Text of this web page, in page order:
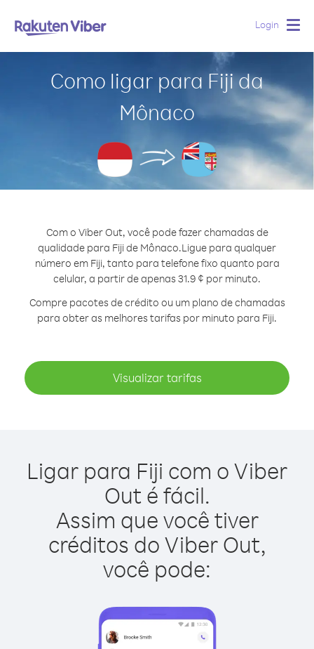
Login
Como ligar para Fiji da
Mônaco
Com o Viber Out, você pode fazer chamadas de
qualidade para Fiji de Mônaco.Ligue para qualquer
número em Fiji, tanto para telefone fixo quanto para
celular, a partir de apenas 31.9 ¢ por minuto.
Compre pacotes de crédito ou um plano de chamadas
para obter as melhores tarifas por minuto para Fiji.
Visualizar tarifas
Ligar para Fiji com o Viber
Out é fácil.
Assim que você tiver
créditos do Viber Out,
você pode: